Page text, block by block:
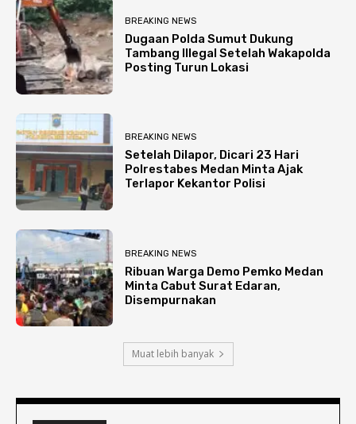
BREAKING NEWS
Dugaan Polda Sumut Dukung
Tambang Illegal Setelah Wakapolda
Posting Turun Lokasi
BREAKING NEWS
Setelah Dilapor, Dicari 23 Hari
Polrestabes Medan Minta Ajak
Terlapor Kekantor Polisi
BREAKING NEWS
Ribuan Warga Demo Pemko Medan
Minta Cabut Surat Edaran,
Disempurnakan
Muat lebih banyak